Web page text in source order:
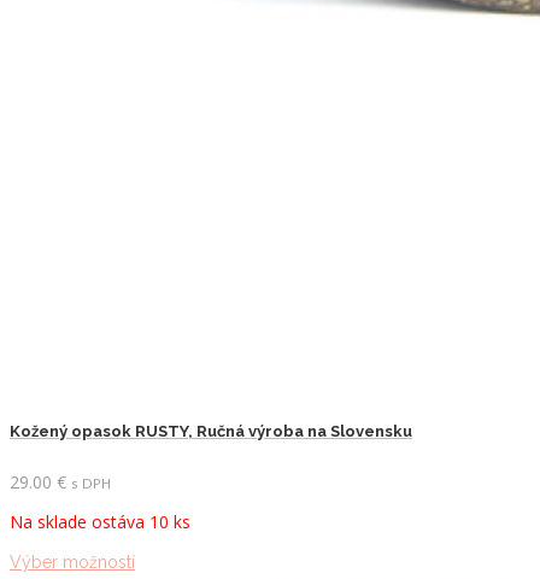
Kožený opasok RUSTY, Ručná výroba na Slovensku
29.00 € s DPH
Na sklade ostáva 10 ks
Výber možnostíTento